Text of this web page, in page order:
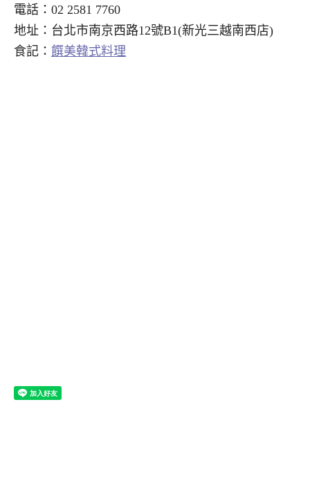
電話：02 2581 7760
地址：台北市南京西路12號B1(新光三越南西店)
食記： 饌美韓式料理